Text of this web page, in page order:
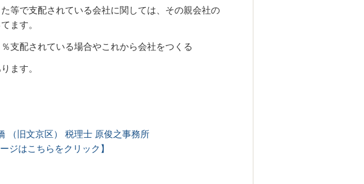
等で支配されている会社に関しては、その親会社の
ます。
支配されている場合やこれから会社をつくる
ます。
（旧文京区） 税理士 原俊之事務所
ジはこちらをクリック】